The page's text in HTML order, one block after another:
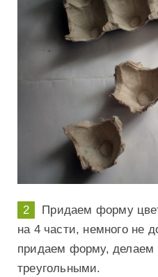
Придаем форму
на 4 части, немного не
придаем форму, делаем
треугольными.